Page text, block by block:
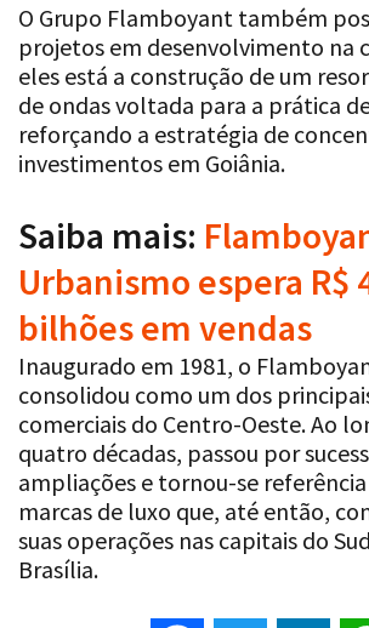
O Grupo Flamboyant também
projetos em desenvolvimento na
eles está a construção de um
de ondas voltada para a prática
reforçando a estratégia de
investimentos em Goiânia.
Saiba mais:
Urbanismo espera R$
bilhões em vendas
Inaugurado em 1981, o
consolidou como um dos
comerciais do Centro-Oeste. Ao
quatro décadas, passou por
ampliações e tornou-se
marcas de luxo que, até então,
suas operações nas capitais do
Brasília.